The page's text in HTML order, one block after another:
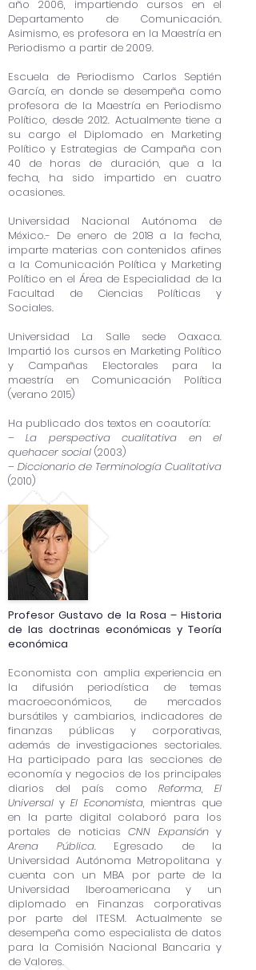
año 2006, impartiendo cursos en el
Departamento de Comunicación.
Asimismo, es profesora en la Maestría en
Periodismo a partir de 2009.
Escuela de Periodismo Carlos Septién
García, en donde se desempeña como
profesora de la Maestría en Periodismo
Político, desde 2012. Actualmente tiene a
su cargo el Diplomado en Marketing
Político y Estrategias de Campaña con
40 de horas de duración, que a la
fecha, ha sido impartido en cuatro
ocasiones.
Universidad Nacional Autónoma de
México.- De enero de 2018 a la fecha,
imparte materias con contenidos afines
a la Comunicación Política y Marketing
Político en el Área de Especialidad de la
Facultad de Ciencias Políticas y
Sociales.
Universidad La Salle sede Oaxaca.
Impartió los cursos en Marketing Político
y Campañas Electorales para la
maestría en Comunicación Política
(verano 2015)
Ha publicado dos textos en coautoría:
–La perspectiva cualitativa en el
quehacer social (2003)
– Diccionario de Terminología Cualitativa
(2010)
Profesor Gustavo de la Rosa – Historia
de las doctrinas económicas y Teoría
económica
Economista con amplia experiencia en
la difusión periodística de temas
macroeconómicos, de mercados
bursátiles y cambiarios, indicadores de
finanzas públicas y corporativas,
además de investigaciones sectoriales.
Ha participado para las secciones de
economía y negocios de los principales
diarios del país como Reforma, El
Universal yEl Economista, mientras que
en la parte digital colaboró para los
portales de noticiasCNN Expansióny
Arena Pública.Egresado de la
Universidad Autónoma Metropolitana y
cuenta con un MBA por parte de la
Universidad Iberoamericana y un
diplomado en Finanzas corporativas
por parte del ITESM. Actualmente se
desempeña como especialista de datos
para la Comisión Nacional Bancaria y
de Valores.